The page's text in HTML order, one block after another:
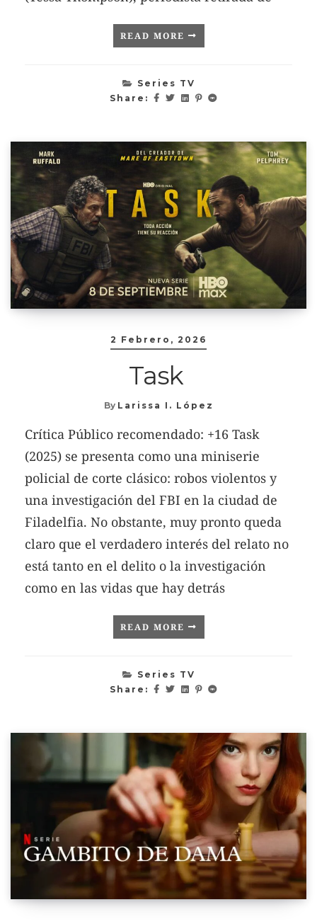
READ MORE
Series TV
Share:
2 Febrero, 2026
Task
By Larissa I. López
Crítica Público recomendado: +16 Task
(2025) se presenta como una miniserie
policial de corte clásico: robos violentos y
una investigación del FBI en la ciudad de
Filadelfia. No obstante, muy pronto queda
claro que el verdadero interés del relato no
está tanto en el delito o la investigación
como en las vidas que hay detrás
READ MORE
Series TV
Share: